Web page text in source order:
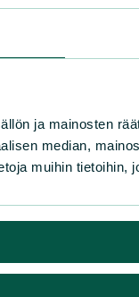
ja mainosten
median,
muihin tietoihin,